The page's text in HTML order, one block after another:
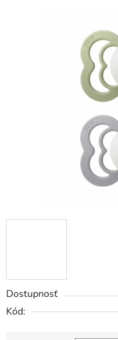
Dostupnosť
Kód: